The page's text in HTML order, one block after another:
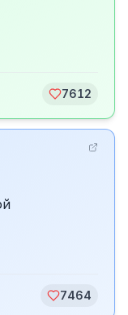
7612
7464